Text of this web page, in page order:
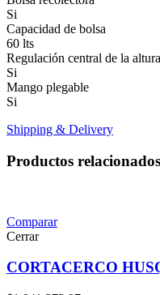
Si
Capacidad de bolsa
60 lts
Regulación central de la
Si
Mango plegable
Si
Shipping & Delivery
Productos relacionados
Comparar
Cerrar
CORTACERCO